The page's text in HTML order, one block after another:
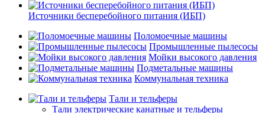
Источники бесперебойного питания (ИБП)
Поломоечные машины
Промышленные пылесосы
Мойки высокого давления
Подметальные машины
Коммунальная техника
Тали и тельферы
Тали электрические канатные и тельферы